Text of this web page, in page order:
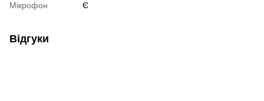
Мікрофон Є
Відгуки